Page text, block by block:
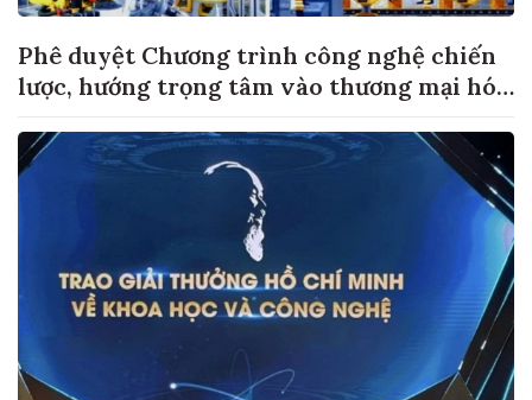
Phê duyệt Chương trình công nghệ chiến
lược, hướng trọng tâm vào thương mại hóa